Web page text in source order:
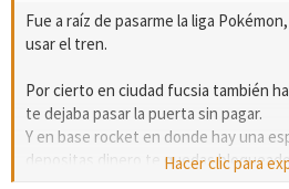
Fue a raíz de pasarme la liga
usar el tren.
Por cierto en ciudad fucsia también
te dejaba pasar la puerta sin pagar.
Y en base rocket en donde hay una
depositas dinero te quedasHacer clic para